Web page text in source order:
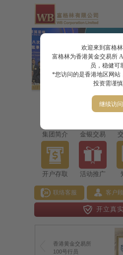
欢迎來到富格林
富格林为香港黃金交易所
员，稳健可
*您访问的是香港地区网站
投资需谨慎
继续访问
集团简介 金银交易
开户存取 活动推广
联络客服 客户
开立真
香港黄金交易所
100号行员